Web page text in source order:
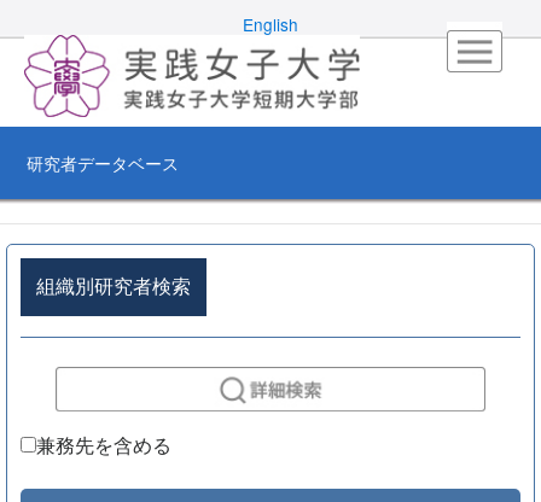
English
研究者データベース
組織別研究者検索
兼務先を含める